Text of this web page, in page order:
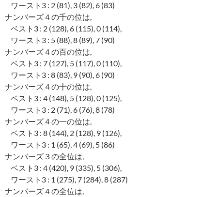
ワースト3 : 2 (81), 3 (82), 6 (83)
ナンバーズ４の千の位は,
ベスト3 : 2 (128), 6 (115), 0 (114),
ワースト3 : 5 (88), 8 (89), 7 (90)
ナンバーズ４の百の位は,
ベスト3 : 7 (127), 5 (117), 0 (110),
ワースト3 : 8 (83), 9 (90), 6 (90)
ナンバーズ４の十の位は,
ベスト3 : 4 (148), 5 (128), 0 (125),
ワースト3 : 2 (71), 6 (76), 8 (78)
ナンバーズ４の一の位は,
ベスト3 : 8 (144), 2 (128), 9 (126),
ワースト3 : 1 (65), 4 (69), 5 (86)
ナンバーズ３の全位は,
ベスト3 : 4 (420), 9 (335), 5 (306),
ワースト3 : 1 (275), 7 (284), 8 (287)
ナンバーズ４の全位は,